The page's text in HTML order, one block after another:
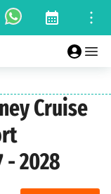
Cruise
- 2028